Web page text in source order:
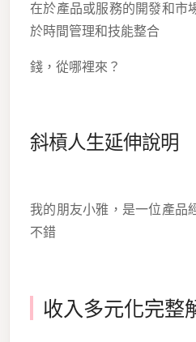
在於產品或服務的開發和市
於時間管理和技能整合
錢，從哪裡來？
斜槓人生延伸說明
我的朋友小雅，是一位產品
不錯
收入多元化完整